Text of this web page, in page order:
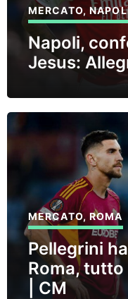
MERCATO,
Napoli,
Jesus:
MERCATO,ROMA
Pellegrini
Roma,
| CM